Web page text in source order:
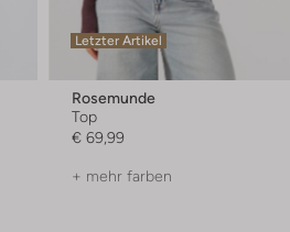
Letzter Artikel
Rosemunde
Top
€ 69,99
+ mehr farben